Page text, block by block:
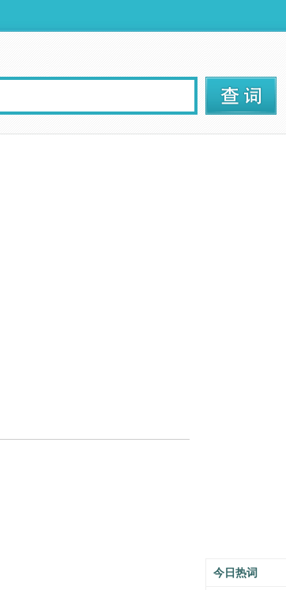
今日热词